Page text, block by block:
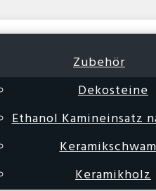
Zubehör
Dekosteine
Ethanol Kamineinsatz
Keramikholz